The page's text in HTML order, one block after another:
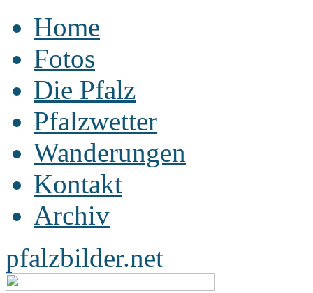
Home
Fotos
Die Pfalz
Pfalzwetter
Wanderungen
Kontakt
Archiv
pfalzbilder.net